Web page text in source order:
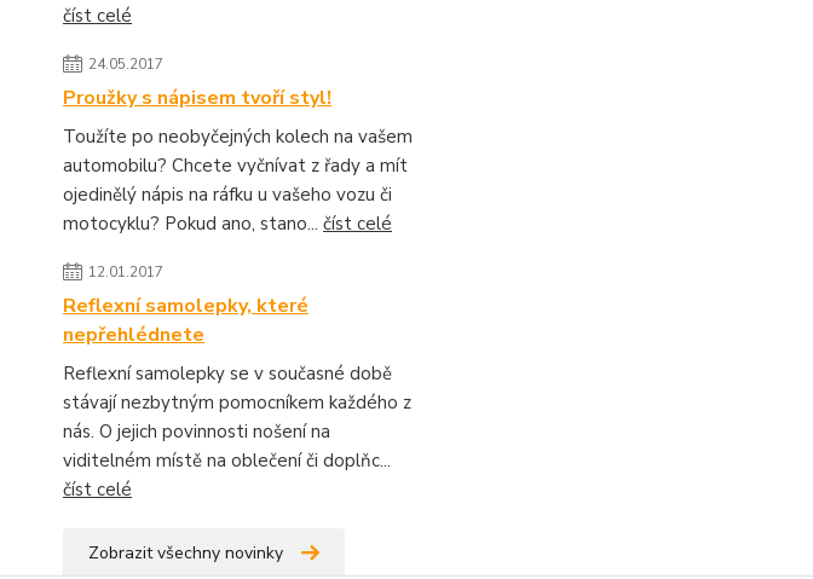
číst celé
24.05.2017
Proužky s nápisem tvoří styl!
Toužíte po neobyčejných kolech na vašem
automobilu? Chcete vyčnívat z řady a mít
ojedinělý nápis na ráfku u vašeho vozu či
motocyklu? Pokud ano, stano... číst celé
12.01.2017
Reflexní samolepky, které
nepřehlédnete
Reflexní samolepky se v současné době
stávají nezbytným pomocníkem každého z
nás. O jejich povinnosti nošení na
viditelném místě na oblečení či doplňc...
číst celé
Zobrazit všechny novinky